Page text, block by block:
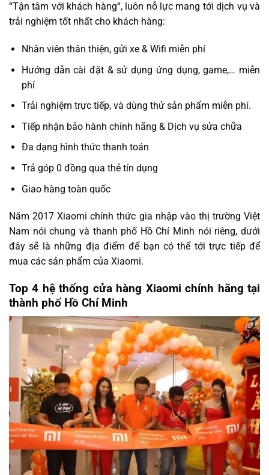
“Tận tâm với khách hàng“, luôn nỗ lực mang tới dịch vụ và
trải nghiệm tốt nhất cho khách hàng:
Nhân viên thân thiện, gửi xe & Wifi miễn phí
Hướng dẫn cài đặt & sử dụng ứng dụng, game,… miễn
phí
Trải nghiệm trực tiếp, và dùng thử sản phẩm miễn phí.
Tiếp nhận bảo hành chính hãng & Dịch vụ sửa chữa
Đa dạng hình thức thanh toán
Trả góp 0 đồng qua thẻ tín dụng
Giao hàng toàn quốc
Năm 2017 Xiaomi chính thức gia nhập vào thị trường Việt
Nam nói chung và thanh phố Hồ Chí Minh nói riêng, dưới
đây sẽ là những địa điểm để bạn có thể tới trực tiếp để
mua các sản phẩm của Xiaomi.
Top 4 hệ thống cửa hàng Xiaomi chính hãng tại
thành phố Hồ Chí Minh